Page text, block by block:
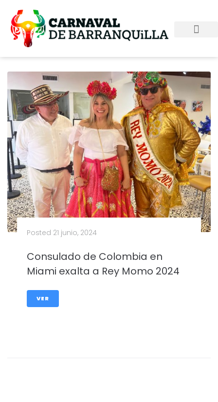
Posted 21 junio, 2024
Consulado de Colombia en
Miami exalta a Rey Momo 2024
VER